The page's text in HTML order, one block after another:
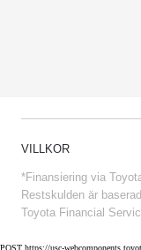
VILLKOR
*Finansiering via
Restskulden är
Toyota Financial
POST https://usc-